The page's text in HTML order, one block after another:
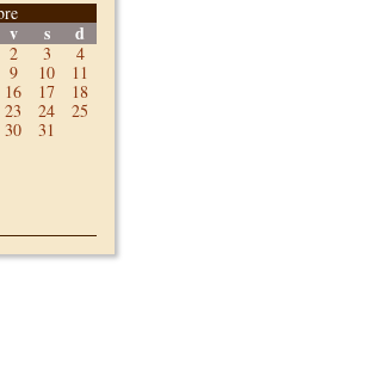
v s d
2 3
4
9 10
11
16 17
18
23 24
25
30 31